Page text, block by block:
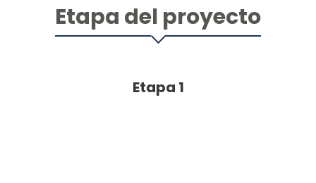
Etapa del proyecto
Etapa 1